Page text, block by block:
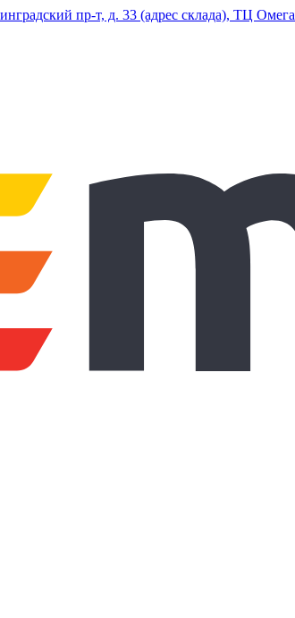
пр-т, д. 33 (адрес склада), ТЦ Омега